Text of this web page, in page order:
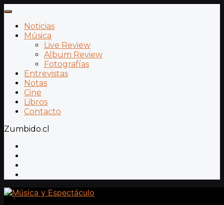
Noticias
Música
Live Review
Album Review
Fotografías
Entrevistas
Notas
Cine
Libros
Contacto
Zumbido.cl